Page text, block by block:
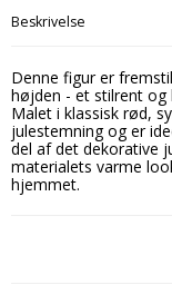
Beskrivelse
Denne figur er
højden - et stilrent og
Malet i klassisk rød,
julestemning og er
del af det dekorative
materialets varme
hjemmet.